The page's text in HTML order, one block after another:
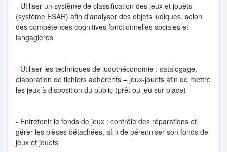
- Utiliser un système de classification des jeux et jouets
(système ESAR) afin d'analyser des objets ludiques, selon
des compétences cognitives fonctionnelles sociales et
langagières
- Utiliser les techniques de ludothéconomie : catalogage,
élaboration de fichiers adhérents – jeux-jouets afin de mettre
les jeux à disposition du public (prêt ou jeu sur place)
- Entretenir le fonds de jeux : contrôle des réparations et
gérer les pièces détachées, afin de pérenniser son fonds de
jeux et jouets